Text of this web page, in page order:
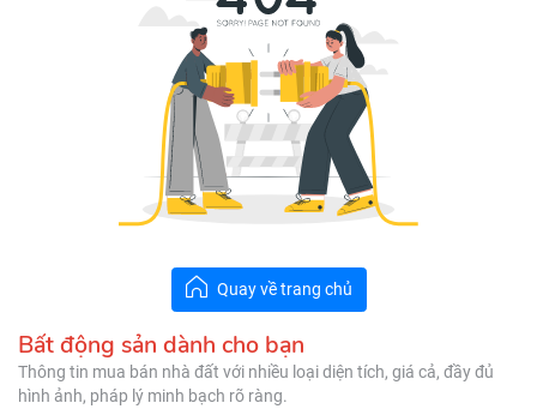
Quay về trang chủ
Bất động sản dành cho bạn
Thông tin mua bán nhà đất với nhiều loại diện tích, giá cả, đầy đủ
hình ảnh, pháp lý minh bạch rõ ràng.